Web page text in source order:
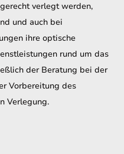
verlegt werden,
und auch bei
ihre optische
rund um das
der Beratung bei der
Vorbereitung des
Verlegung.